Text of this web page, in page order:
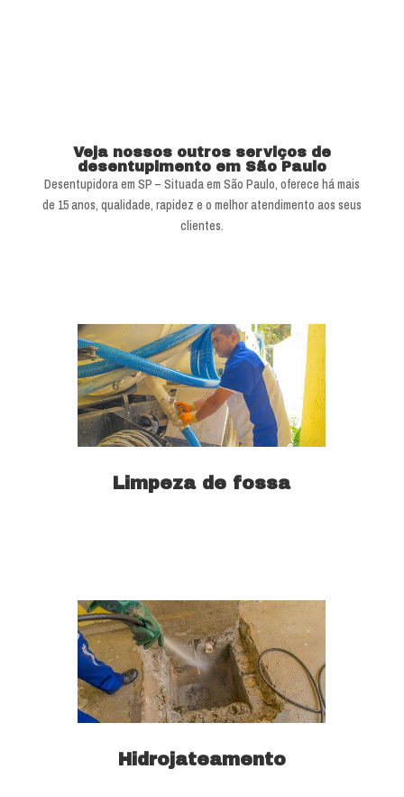
Veja nossos outros serviços de
desentupimento em São Paulo
Desentupidora em SP – Situada em São Paulo, oferece há mais
de 15 anos, qualidade, rapidez e o melhor atendimento aos seus
clientes.
Limpeza de fossa
Hidrojateamento